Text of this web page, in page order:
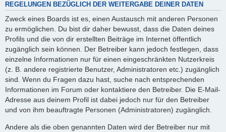
REGELUNGEN BEZÜGLICH DER WEITERGABE DEINER DATEN
Zweck eines Boards ist es, einen Austausch mit anderen Personen
zu ermöglichen. Du bist dir daher bewusst, dass die Daten deines
Profils und die von dir erstellten Beiträge im Internet öffentlich
zugänglich sein können. Der Betreiber kann jedoch festlegen, dass
einzelne Informationen nur für einen eingeschränkten Nutzerkreis
(z. B. andere registrierte Benutzer, Administratoren etc.) zugänglich
sind. Wenn du Fragen dazu hast, suche nach entsprechenden
Informationen im Forum oder kontaktiere den Betreiber. Die E-Mail-
Adresse aus deinem Profil ist dabei jedoch nur für den Betreiber
und von ihm beauftragte Personen (Administratoren) zugänglich.
Andere als die oben genannten Daten wird der Betreiber nur mit